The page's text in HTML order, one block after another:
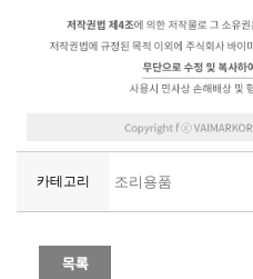
카테고리 조리용품